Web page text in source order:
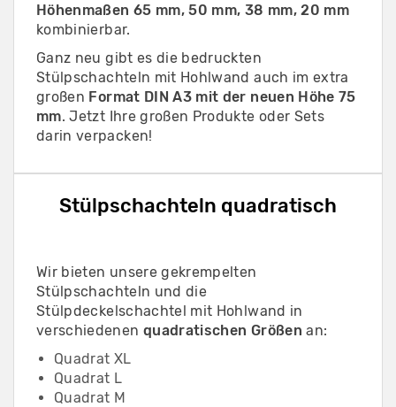
Höhenmaßen 65 mm, 50 mm, 38 mm, 20 mm
kombinierbar.
Ganz neu gibt es die bedruckten
Stülpschachteln mit Hohlwand auch im extra
großen Format DIN A3 mit der neuen Höhe 75
mm. Jetzt Ihre großen Produkte oder Sets
darin verpacken!
Stülpschachteln quadratisch
Wir bieten unsere gekrempelten
Stülpschachteln und die
Stülpdeckelschachtel mit Hohlwand in
verschiedenen quadratischen Größen an:
Quadrat XL
Quadrat L
Quadrat M